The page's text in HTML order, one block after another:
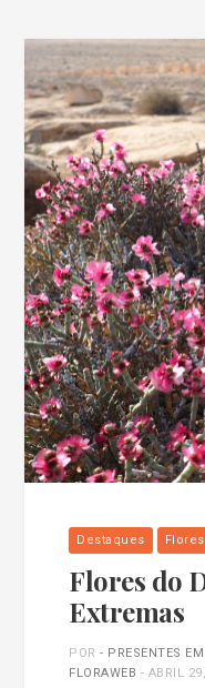
Destaques
Flores do
Extremas
POR- PRESENTES
FLORAWEB - ABRIL